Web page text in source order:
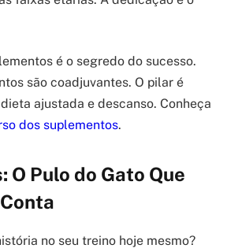
é o segredo do sucesso.
são coadjuvantes. O pilar é
ajustada e descanso. Conheça
dos suplementos.
O Pulo do Gato Que
no seu treino hoje mesmo?